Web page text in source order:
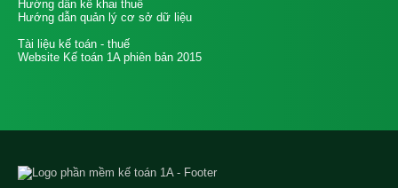
Hướng dẫn kê khai thuế
Hướng dẫn quản lý cơ sở dữ liệu
Tài liệu kế toán - thuế
Website Kế toán 1A phiên bản 2015